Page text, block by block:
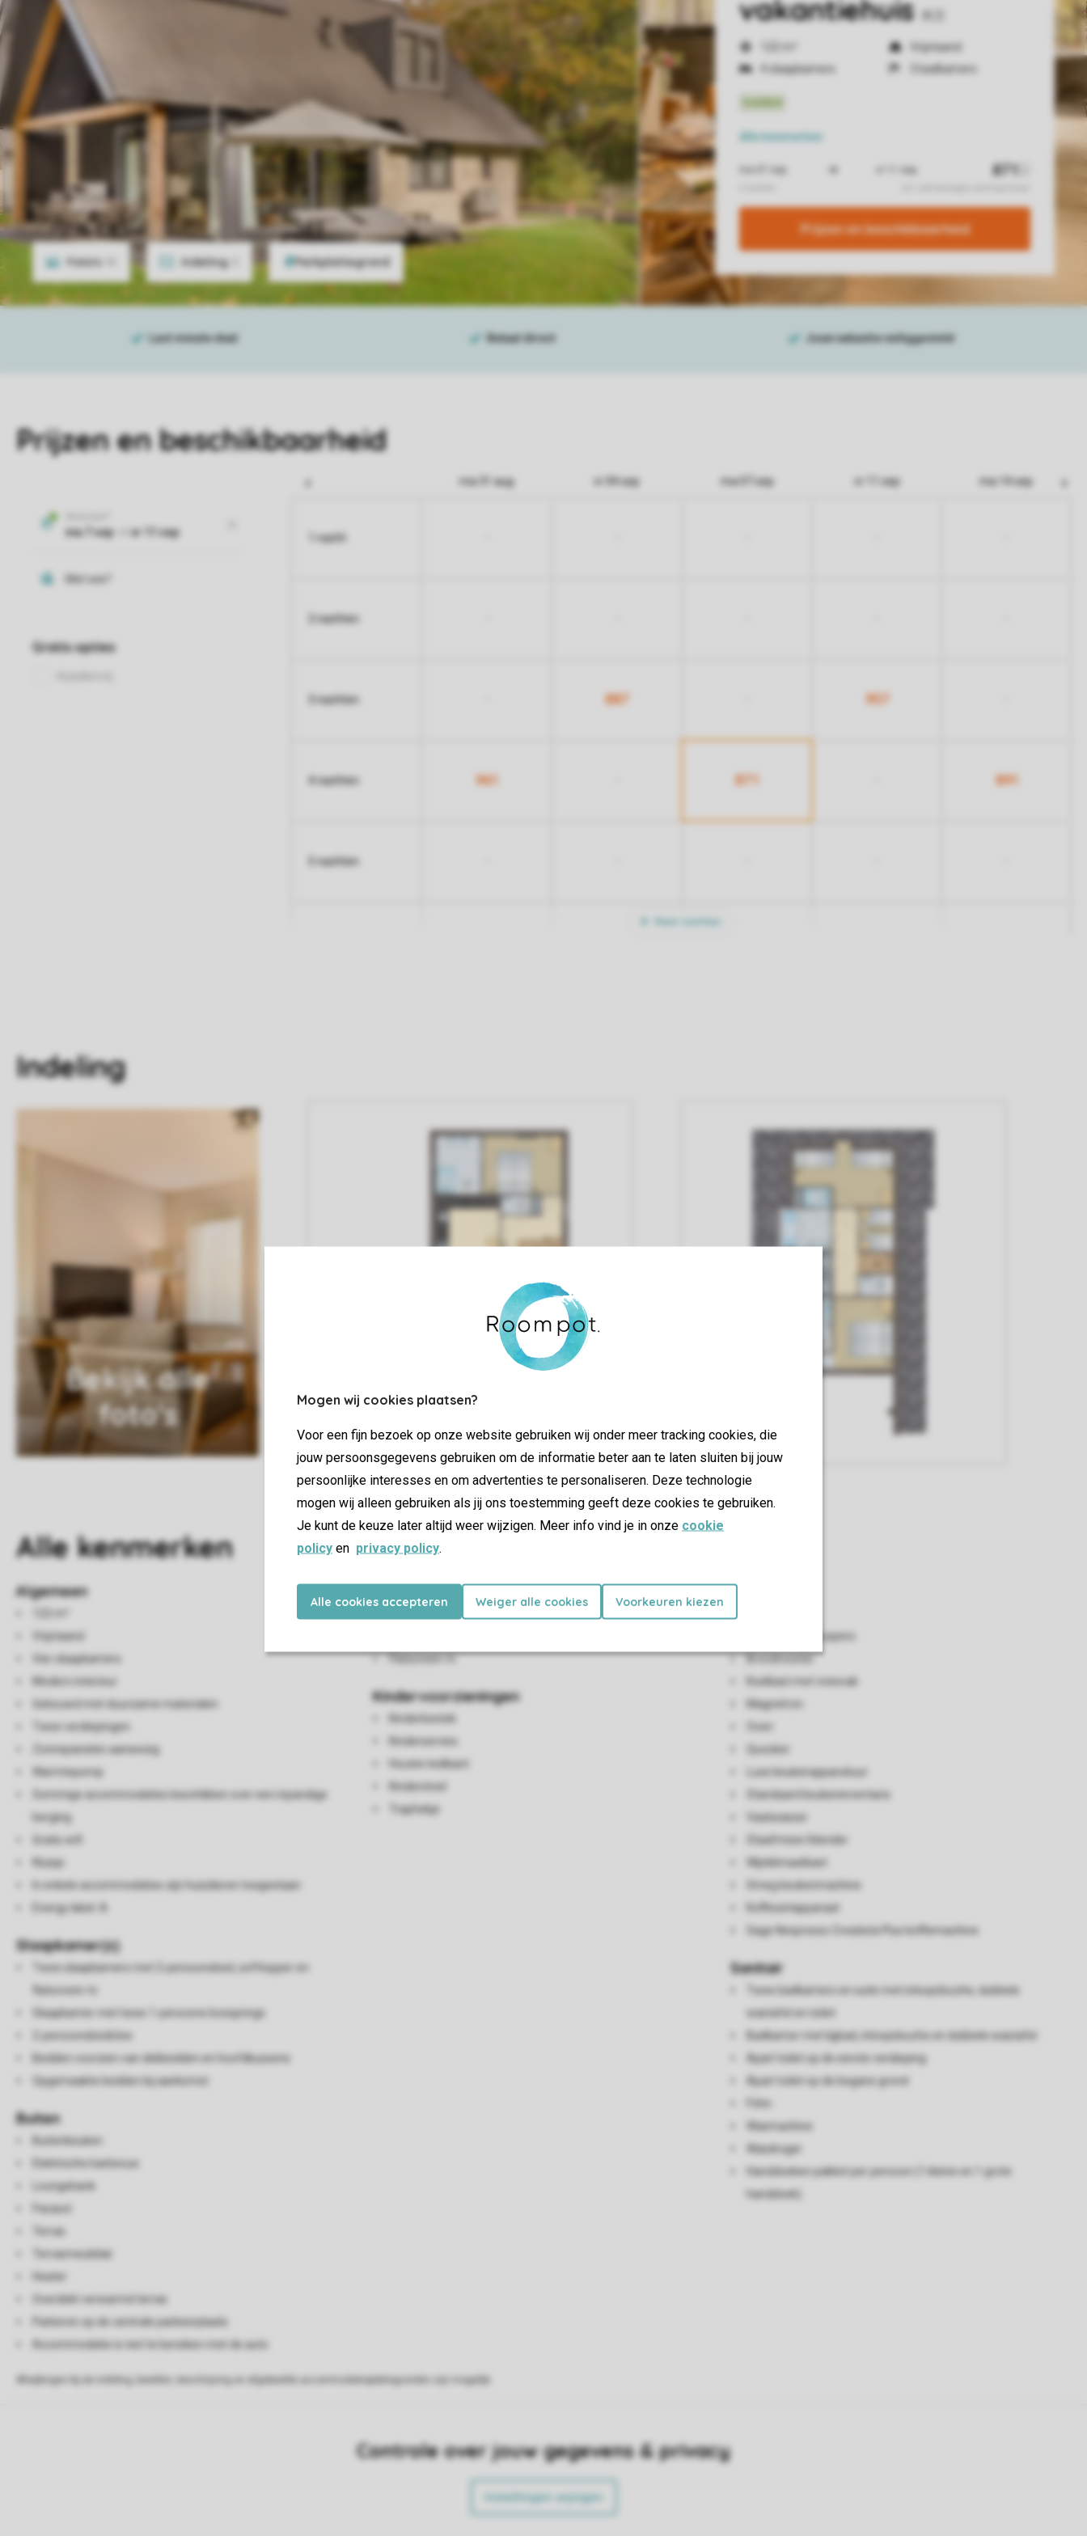
Mogen wij cookies plaatsen?
Voor een fijn bezoek op onze website gebruiken wij onder meer tracking cookies, die
jouw persoonsgegevens gebruiken om de informatie beter aan te laten sluiten bij jouw
persoonlijke interesses en om advertenties te personaliseren. Deze technologie
mogen wij alleen gebruiken als jij ons toestemming geeft deze cookies te gebruiken.
Je kunt de keuze later altijd weer wijzigen. Meer info vind je in onze cookie
policy en privacy policy.
Alle cookies accepteren Weiger alle cookies Voorkeuren kiezen
Foto's Indeling
vakantiehuis
Vrijstaand
4 slaapkamers
3 badkamers
Alle kenmerken
Prijzen en beschikbaarheid
Prijzen en beschikbaarheid
ma 31 aug vr 04 sep ma 07 sep vr 11 sep ma 14 sep
1 nacht
2 nachten
3 nachten 887 957
4 nachten 961 871 891
5 nachten
Indeling
Bekijk alle
foto's
Allekenmerken
Algemeen
Vrijstaand
Vier slaapkamers
Modern interieur
Gebouwd met duurzame materialen
Twee verdiepingen
Zonnepanelen aanwezig
Warmtepomp
Sommige accommodaties beschikken over een inpandige
berging
Gratis wifi
Kluisje
In enkele accommodaties zijn huisdieren toegestaan
Energy label: A
Slaapkamer(s)
Twee slaapkamers met 2-persoonsbed, softtopper en
flatscreen-tv
Slaapkamer met twee 1-persoons boxsprings
2-persoonsbedstee
Bedden voorzien van dekbedden en hoofdkussens
Opgemaakte bedden bij aankomst
Buiten
Buitenkeuken
Elektrische barbecue
Loungebank
Parasol
Terras
Terrasmeubilair
Heater
Overdekt verwarmd terras
Parkeren op de centrale parkeerplaats
Accommodatie is niet te bereiken met de auto
Woon-/eetkamer
Flatscreen-tv
Kindervoorzieningen
Kinderbestek
Kinderservies
Houten ledikant
Kinderstoel
Traphekje
Keuken
Elektrische citruspers
Broodrooster
Koelkast met vriesvak
Magnetron
Oven
Quooker
Luxe keukenapparatuur
Standaard keukeninventaris
Vaatwasser
Staafmixer/blender
Wijnklimaatkast
Smeg keukenmachine
Koffiezetapparaat
Sage Nespresso Creatista Plus koffiemachine
Sanitair
Twee badkamers en suite met inloopdouche, dubbele
wastafel en toilet
Badkamer met ligbad, inloopdouche en dubbele wastafel
Apart toilet op de eerste verdieping
Apart toilet op de begane grond
Wasmachine
Wasdroger
Handdoeken pakket per persoon (1 kleine en 1 grote
handdoek)
Controle over jouw gegevens & privacy
Instellingen wijzigen